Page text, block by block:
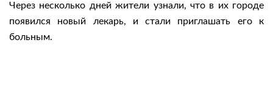
Через несколько дней жители узнали, что в их городе
появился новый лекарь, и стали приглашать его к
больным.